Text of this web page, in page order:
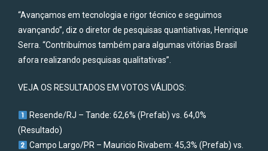
“Avançamos em tecnologia e rigor técnico e seguimos
avançando”, diz o diretor de pesquisas quantiativas, Henrique
Serra. “Contribuímos também para algumas vitórias Brasil
afora realizando pesquisas qualitativas”.
VEJA OS RESULTADOS EM VOTOS VÁLIDOS:
Resende/RJ – Tande: 62,6% (Prefab) vs. 64,0%
(Resultado)
Campo Largo/PR – Mauricio Rivabem: 45,3% (Prefab) vs.